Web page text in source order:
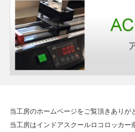
当工房のホームページをご覧頂きありが
当工房はインドアスクールロコロッカー